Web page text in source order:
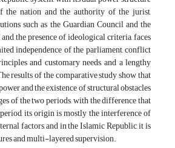
the nation and the authority of the jurist,
such as the Guardian Council and the
the presence of ideological criteria, faces
independence of the parliament, conflict
and customary needs, and a lengthy
results of the comparative study show that
and the existence of structural obstacles
of the two periods, with the difference that
its origin is mostly the interference of
factors, and in the Islamic Republic, it is
and multi-layered supervision.